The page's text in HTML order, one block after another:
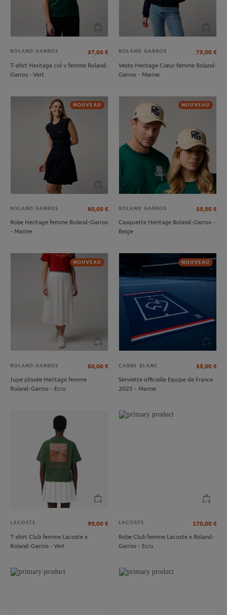
ROLAND GARROS 37,00 €
T-shirt Heritage col v femme Roland-
Garros - Vert
ROLAND GARROS 75,00 €
Veste Heritage Cœur femme Roland-
Garros - Marine
NOUVEAU
ROLAND GARROS 80,00 €
Robe Heritage femme Roland-Garros
- Marine
NOUVEAU
ROLAND GARROS 35,00 €
Casquette Heritage Roland-Garros -
Beige
NOUVEAU
ROLAND GARROS 60,00 €
Jupe plissée Heritage femme
Roland-Garros - Ecru
NOUVEAU
CARRE BLANC 35,00 €
Serviette officielle Equipe de France
2025 - Marine
LACOSTE 90,00 €
T-shirt Club femme Lacoste x
Roland-Garros - Vert
LACOSTE 170,00 €
Robe Club femme Lacoste x Roland-
Garros - Ecru